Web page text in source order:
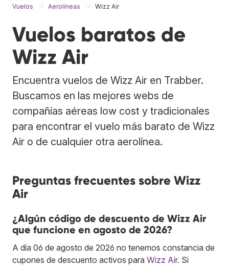
Vuelos Aerolíneas Wizz Air
Vuelos baratos de
Wizz Air
Encuentra vuelos de Wizz Air en Trabber.
Buscamos en las mejores webs de
compañías aéreas low cost y tradicionales
para encontrar el vuelo más barato de Wizz
Air o de cualquier otra aerolínea.
Preguntas frecuentes sobre Wizz
Air
¿Algún código de descuento de Wizz Air
que funcione en agosto de 2026?
A día 06 de agosto de 2026 no tenemos constancia de
cupones de descuento activos para Wizz Air. Si